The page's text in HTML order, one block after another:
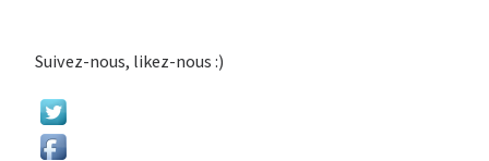
Suivez-nous, likez-nous :)